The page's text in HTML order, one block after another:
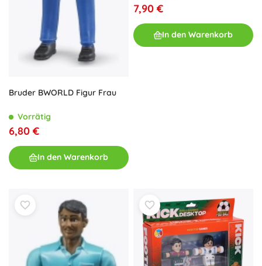
Bruder BWORLD Figur Frau
Vorrätig
6,80 €
In den Warenkorb
7,90 €
In den Warenkorb